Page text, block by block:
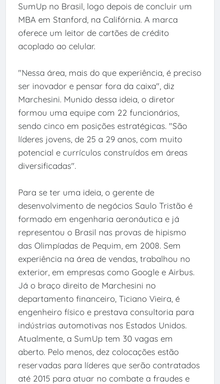
SumUp no Brasil, logo depois de concluir um
MBA em Stanford, na Califórnia. A marca
oferece um leitor de cartões de crédito
acoplado ao celular.
"Nessa área, mais do que experiência, é preciso
ser inovador e pensar fora da caixa", diz
Marchesini. Munido dessa ideia, o diretor
formou uma equipe com 22 funcionários,
sendo cinco em posições estratégicas. "São
líderes jovens, de 25 a 29 anos, com muito
potencial e currículos construídos em áreas
diversificadas".
Para se ter uma ideia, o gerente de
desenvolvimento de negócios Saulo Tristão é
formado em engenharia aeronáutica e já
representou o Brasil nas provas de hipismo
das Olimpíadas de Pequim, em 2008. Sem
experiência na área de vendas, trabalhou no
exterior, em empresas como Google e Airbus.
Já o braço direito de Marchesini no
departamento financeiro, Ticiano Vieira, é
engenheiro físico e prestava consultoria para
indústrias automotivas nos Estados Unidos.
Atualmente, a SumUp tem 30 vagas em
aberto. Pelo menos, dez colocações estão
reservadas para líderes que serão contratados
até 2015 para atuar no combate a fraudes e